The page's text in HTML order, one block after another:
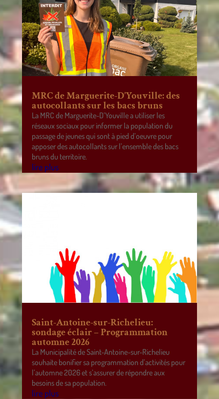
MRC de Marguerite-D’Youville: des
autocollants sur les bacs bruns
La MRC de Marguerite-D’Youville a utiliser les
réseaux sociaux pour informer la population du
passage de jeunes qui sont à pied d’oeuvre pour
apposer des autocollants sur l’ensemble des bacs
bruns du territoire.
lire plus
Saint-Antoine-sur-Richelieu:
sondage éclair – Programmation
automne 2026
La Municipalité de Saint-Antoine-sur-Richelieu
souhaite bonifier sa programmation d’activités pour
l’automne 2026 et s’assurer de répondre aux
besoins de sa population.
lire plus